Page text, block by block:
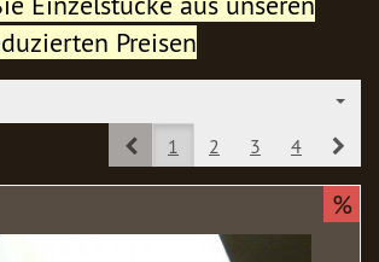
Preisen
Prev1 2 3 4
%